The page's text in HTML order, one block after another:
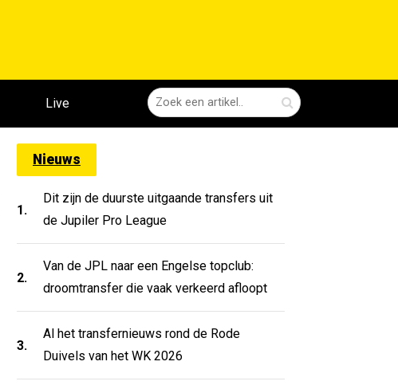
Live
Nieuws
1.
Dit zijn de duurste uitgaande transfers uit
de Jupiler Pro League
2.
Van de JPL naar een Engelse topclub:
droomtransfer die vaak verkeerd afloopt
3.
Al het transfernieuws rond de Rode
Duivels van het WK 2026